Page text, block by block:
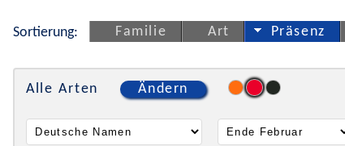
Sortierung: Familie Art Präsenz
Alle Arten Ändern